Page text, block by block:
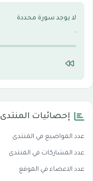
لا يوجد سورة محددة
-
إحصائيات المنتدى
عدد المواضيع في المنتدى
عدد المشاركات في المنتدى
عدد الاعضاء في الموقع